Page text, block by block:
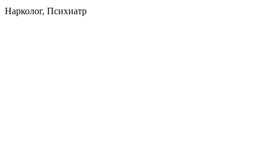
Нарколог, Психиатр